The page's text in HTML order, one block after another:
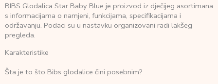
BIBS Glodalica Star Baby Blue je proizvod iz dječijeg asortimana
s informacijama o namjeni, funkcijama, specifikacijama i
održavanju. Podaci su u nastavku organizovani radi lakšeg
pregleda.
Karakteristike
Šta je to što Bibs glodalice čini posebnim?